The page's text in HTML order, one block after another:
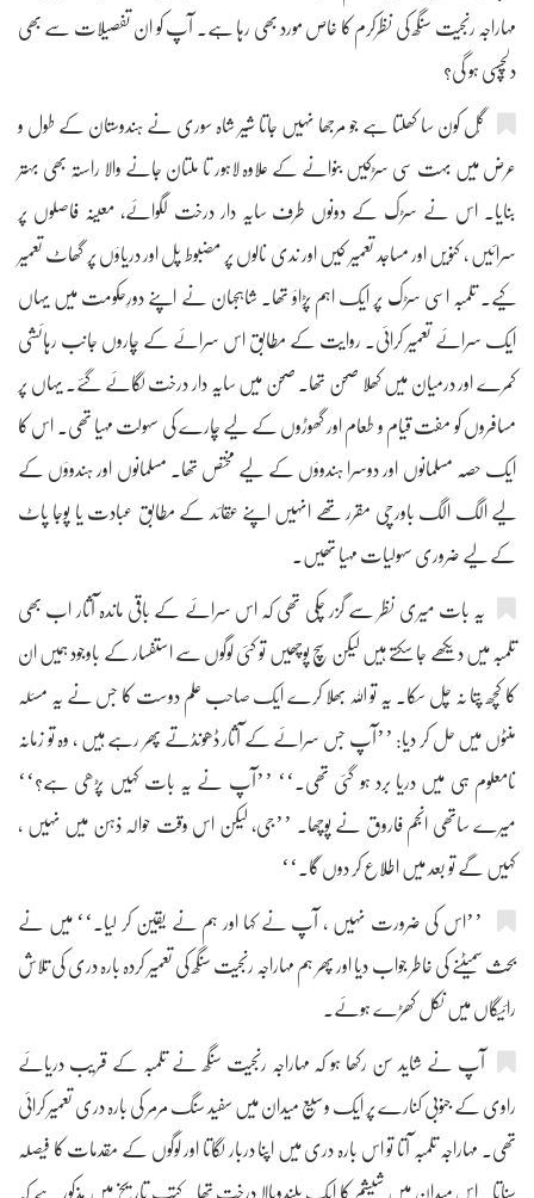
مہاراجہ رنجیت سنگھ کی نظرکرم کا خاص مورد بھی رہا ہے۔ آپ کو ان تفصیلات سے بھی
دلچسپی ہو گی؟
گُل کون سا کھلتا ہے جو مرجھا نہیں جاتا شیر شاہ سوری نے ہندوستان کے طول و
عرض میں بہت سی سڑکیں بنوانے کے علاوہ لاہور تا ملتان جانے والا راستہ بھی بہتر
بنایا۔ اس نے سڑک کے دونوں طرف سایہ دار درخت لگوائے، معینہ فاصلوں پر
سرائیں ، کنویں اور مساجد تعمیر کیں اور ندی نالوں پر مضبوط پل اور دریاؤں پر گھاٹ تعمیر
کیے۔ تلمبہ اسی سڑک پر ایک اہم پڑاؤ تھا۔ شاہجہان نے اپنے دورِحکومت میں یہاں
ایک سرائے تعمیر کرائی۔ روایت کے مطابق اس سرائے کے چاروں جانب رہائشی
کمرے اور درمیان میں کھلا صحن تھا۔ صحن میں سایہ دار درخت لگائے گئے۔ یہاں پر
مسافروں کو مفت قیام و طعام اور گھوڑوں کے لیے چارے کی سہولت مہیا تھی۔ اس کا
ایک حصہ مسلمانوں اور دوسرا ہندوؤں کے لیے مختص تھا۔ مسلمانوں اور ہندوؤں کے
لیے الگ الگ باورچی مقرر تھے انہیں اپنے عقائد کے مطابق عبادت یا پوجا پاٹ
کے لیے ضروری سہولیات مہیا تھیں۔
یہ بات میری نظر سے گزر چکی تھی کہ اس سرائے کے باقی ماندہ آثار اب بھی
تلمبہ میں دیکھے جا سکتے ہیں لیکن سچ پوچھیں تو کئی لوگوں سے استفسار کے باوجود ہمیں ان
کا کچھ پتا نہ چل سکا۔ یہ تو اللہ بھلا کرے ایک صاحب علم دوست کا جس نے یہ مسئلہ
منٹوں میں حل کر دیا: ’’آپ جس سرائے کے آثار ڈھونڈتے پھر رہے ہیں ، وہ تو زمانہ
نامعلوم ہی میں دریا برد ہو گئی تھی۔‘‘ ’’آپ نے یہ بات کہیں پڑھی ہے؟‘‘
میرے ساتھی انجم فاروق نے پوچھا۔ ’’جی، لیکن اس وقت حوالہ ذہن میں نہیں ،
کہیں گے تو بعد میں اطلاع کر دوں گا۔‘‘
’’اس کی ضرورت نہیں ، آپ نے کہا اور ہم نے یقین کر لیا۔‘‘ میں نے
بحث سمیٹنے کی خاطر جواب دیا اور پھر ہم مہاراجہ رنجیت سنگھ کی تعمیر کردہ بارہ دری کی تلاش
رائیگاں میں نکل کھڑے ہوئے۔
آپ نے شاید سن رکھا ہو کہ مہاراجہ رنجیت سنگھ نے تلمبہ کے قریب دریائے
راوی کے جنوبی کنارے پر ایک وسیع میدان میں سفید سنگ مرمر کی بارہ دری تعمیر کرائی
تھی۔ مہاراجہ تلمبہ آتا تو اس بارہ دری میں اپنا دربار لگاتا اور لوگوں کے مقدمات کا فیصلہ
سناتا۔ اس میدان میں شیشم کا ایک بلندوبالا درخت تھا۔ کتب تاریخ میں مذکور ہے کہ